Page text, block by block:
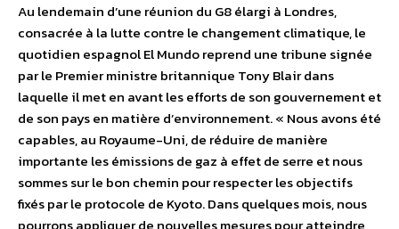
Au lendemain d’une réunion du G8 élargi à Londres,
consacrée à la lutte contre le changement climatique, le
quotidien espagnol El Mundo reprend une tribune signée
par le Premier ministre britannique Tony Blair dans
laquelle il met en avant les efforts de son gouvernement et
de son pays en matière d’environnement. « Nous avons été
capables, au Royaume-Uni, de réduire de manière
importante les émissions de gaz à effet de serre et nous
sommes sur le bon chemin pour respecter les objectifs
fixés par le protocole de Kyoto. Dans quelques mois, nous